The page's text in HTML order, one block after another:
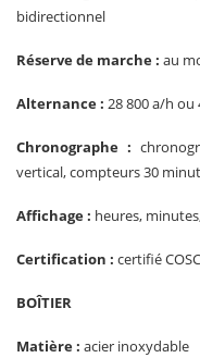
bidirectionnel
Réserve de marche : au
Alternance : 28 800 a/h ou
Chronographe :
vertical, compteurs 30
Affichage : heures,
Certification : certifié COSC
BOÎTIER
Matière : acier inoxydable